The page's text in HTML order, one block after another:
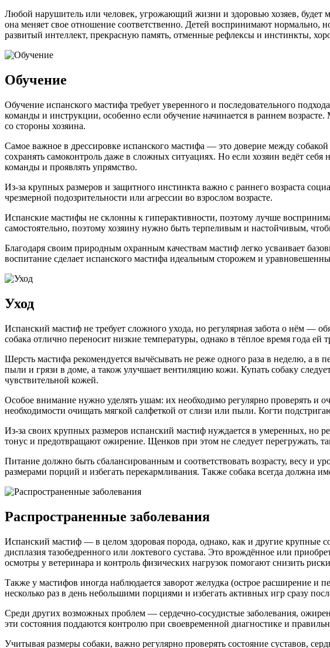
Любой нарушитель или человек, угрожающий жизни и здоровью хозяев, будет
она меняет свое отношение соответственно. Детей воспринимают нормально,
развитый интеллект, прекрасную память, отменные рефлексы и инстинкты,
Обучение
Обучение испанского мастифа требует уверенного и последовательного
команды и инструкции, особенно если обучение начинается в раннем
со стороны хозяина.
Самое важное в дрессировке испанского мастифа — это доверие между
сохранять самоконтроль даже в сложных ситуациях. Но если хозяин ведёт
команды и проявлять упрямство.
Из-за крупных размеров и защитного инстинкта важно с раннего возраста
чрезмерной подозрительности или агрессии во взрослом возрасте.
Испанские мастифы не склонны к гиперактивности, поэтому лучше
самостоятельно, поэтому хозяину нужно быть терпеливым и настойчивым,
Благодаря своим природным охранным качествам мастиф легко усваивает
воспитание сделает испанского мастифа идеальным сторожем и
Уход
Испанский мастиф не требует сложного ухода, но регулярная забота о нём —
собака отлично переносит низкие температуры, однако в тёплое время года ей
Шерсть мастифа рекомендуется вычёсывать не реже одного раза в неделю, а в
пыли и грязи в доме, а також улучшает вентиляцию кожи. Купать собаку
чувствительной кожей.
Особое внимание нужно уделять ушам: их необходимо регулярно проверять и
необходимости очищать мягкой салфеткой от слизи или пыли. Когти
Из-за своих крупных размеров испанский мастиф нуждается в умеренных, но
тонус и предотвращают ожирение. Щенков при этом не следует перегружать,
Питание должно быть сбалансированным и соответствовать возрасту, весу и
размерами порций и избегать перекармливания. Также собака всегда должна
Распространенные заболевания
Испанский мастиф — в целом здоровая порода, однако, как и другие
дисплазия тазобедренного или локтевого сустава. Это врождённое или
осмотры у ветеринара и контроль физических нагрузок помогают снизить
Также у мастифов иногда наблюдается заворот желудка (острое расширение и
несколько раз в день небольшими порциями и избегать активных игр сразу
Среди других возможных проблем — сердечно-сосудистые заболевания,
эти состояния поддаются контролю при своевременной диагностике и
Учитывая размеры собаки, важно регулярно проверять состояние суставов,